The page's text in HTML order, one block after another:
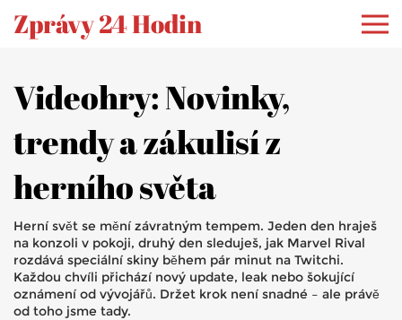
Zprávy 24 Hodin
Videohry: Novinky,
trendy a zákulisí z
herního světa
Herní svět se mění závratným tempem. Jeden den hraješ
na konzoli v pokoji, druhý den sleduješ, jak Marvel Rival
rozdává speciální skiny během pár minut na Twitchi.
Každou chvíli přichází nový update, leak nebo šokující
oznámení od vývojářů. Držet krok není snadné – ale právě
od toho jsme tady.